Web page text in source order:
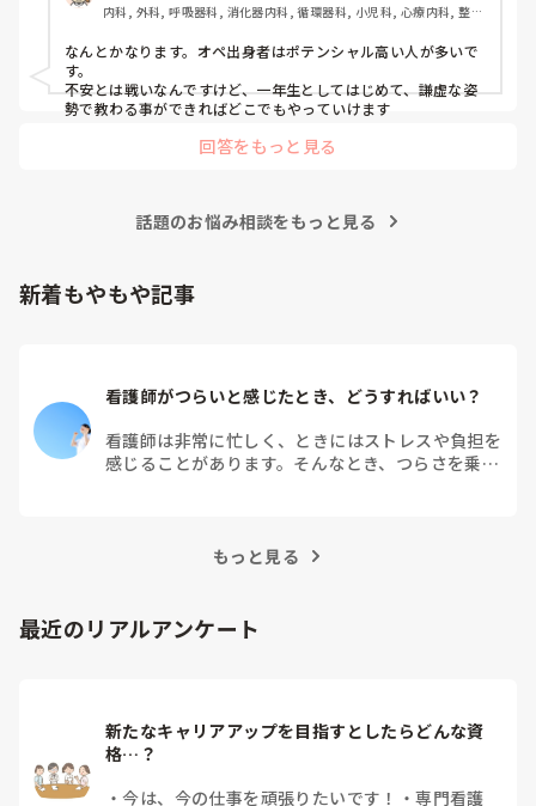
内科, 外科, 呼吸器科, 消化器内科, 循環器科, 小児科, 心療内科, 整形
合診療科, 救急科, 超急性期, ICU, CCU, HCU, その他の科, ママナー
ス, 外来, 神経内科, 脳神経外科, NICU, 消化器外科, 一般病院, 慢性
なんとかなります。オペ出身者はポテンシャル高い人が多いで
す。
不安とは戦いなんですけど、一年生としてはじめて、謙虚な姿
勢で教わる事ができればどこでもやっていけます
回答をもっと見る
話題のお悩み相談をもっと見る
新着もやもや記事
看護師がつらいと感じたとき、どうすればいい？
看護師は非常に忙しく、ときにはストレスや負担を
感じることがあります。そんなとき、つらさを乗り
もっと見る
最近のリアルアンケート
新たなキャリアアップを目指すとしたらどんな資
格…？
・今は、今の仕事を頑張りたいです！ ・専門看護